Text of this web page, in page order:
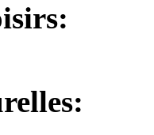
: